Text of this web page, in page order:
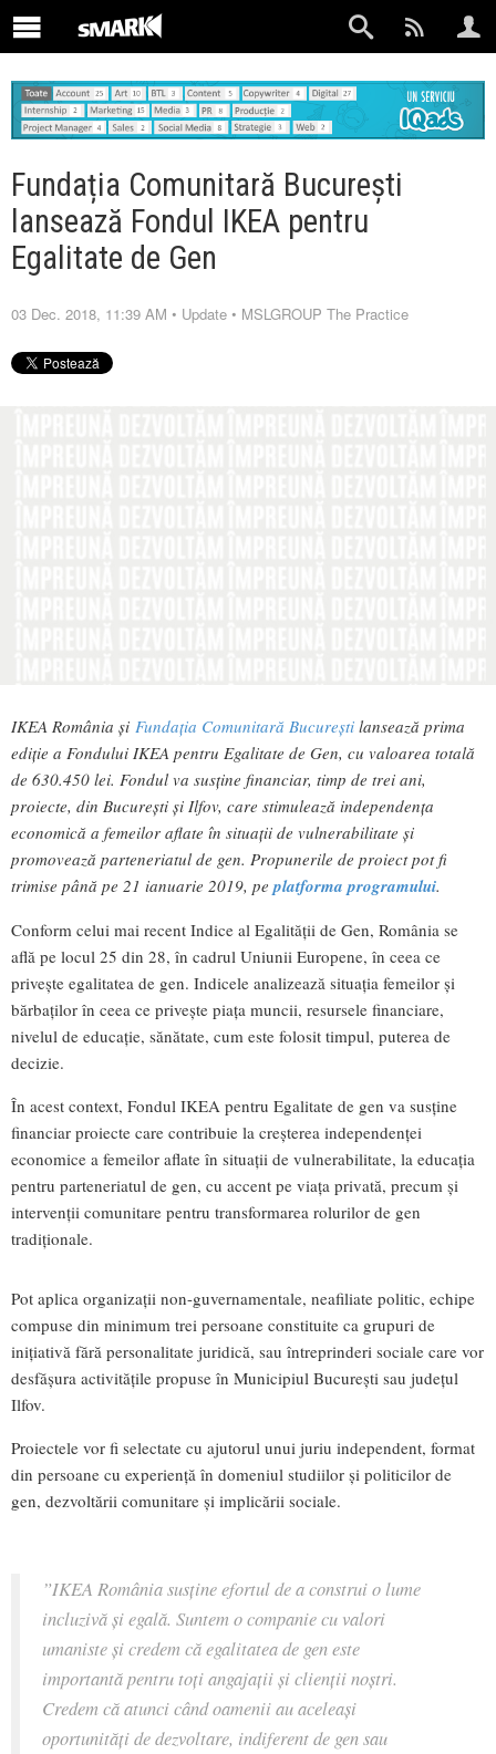
Fundația Comunitară București
lansează Fondul IKEA pentru
Egalitate de Gen
03 Dec. 2018, 11:39 AM • Update • MSLGROUP The Practice
IKEA România și Fundația Comunitară București lansează prima
ediție a Fondului IKEA pentru Egalitate de Gen, cu valoarea totală
de 630.450 lei. Fondul va susține financiar, timp de trei ani,
proiecte, din București și Ilfov, care stimulează independența
economică a femeilor aflate în situații de vulnerabilitate și
promovează parteneriatul de gen. Propunerile de proiect pot fi
trimise până pe 21 ianuarie 2019, pe platforma programului.
Conform celui mai recent Indice al Egalității de Gen, România se
află pe locul 25 din 28, în cadrul Uniunii Europene, în ceea ce
privește egalitatea de gen. Indicele analizează situația femeilor și
bărbaților în ceea ce privește piața muncii, resursele financiare,
nivelul de educație, sănătate, cum este folosit timpul, puterea de
decizie.
În acest context, Fondul IKEA pentru Egalitate de gen va susține
financiar proiecte care contribuie la creșterea independenței
economice a femeilor aflate în situații de vulnerabilitate, la educația
pentru parteneriatul de gen, cu accent pe viața privată, precum și
intervenții comunitare pentru transformarea rolurilor de gen
tradiționale.
Pot aplica organizații non-guvernamentale, neafiliate politic, echipe
compuse din minimum trei persoane constituite ca grupuri de
inițiativă fără personalitate juridică, sau întreprinderi sociale care vor
desfășura activitățile propuse în Municipiul București sau județul
Ilfov.
Proiectele vor fi selectate cu ajutorul unui juriu independent, format
din persoane cu experiență în domeniul studiilor și politicilor de
gen, dezvoltării comunitare și implicării sociale.
”IKEA România susține efortul de a construi o lume
incluzivă și egală. Suntem o companie cu valori
umaniste și credem că egalitatea de gen este
importantă pentru toți angajații și clienții noștri.
Credem că atunci când oamenii au aceleași
oportunități de dezvoltare, indiferent de gen sau